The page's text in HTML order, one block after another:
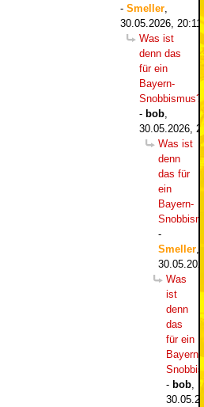
- Smeller
30.05.2026, 20:11
Was ist
denn das
für ein
Bayern-
- bob
30.05.2026,
Was ist
denn
das für
ein
Bayern-
-
Smeller
Was
ist
denn
das
für ein
Bayern-
- bob